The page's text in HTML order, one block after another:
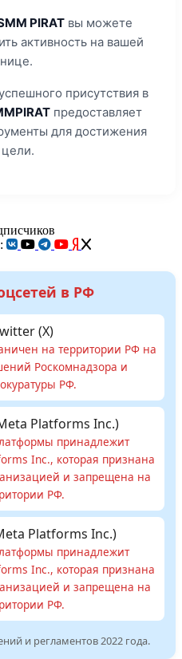
PIRATвы можете
активность на вашей
присутствия в
предоставляет
для достижения
цели.
в РФ
(X)
на территории РФ на
Роскомнадзора и
РФ.
Platforms Inc.)
принадлежит
Inc., которая признана
и запрещена на
РФ.
Platforms Inc.)
принадлежит
Inc., которая признана
и запрещена на
РФ.
и регламентов 2022 года.